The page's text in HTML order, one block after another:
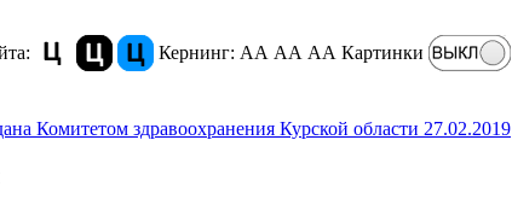
Кернинг: АА АА АА Картинки
Комитетом здравоохранения Курской области 27.02.2019